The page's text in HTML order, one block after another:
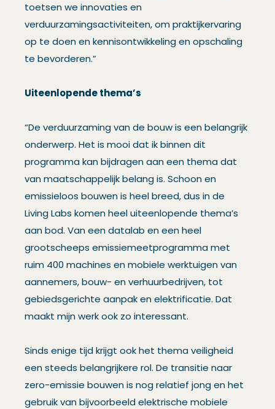
toetsen we innovaties en
verduurzamingsactiviteiten, om praktijkervaring
op te doen en kennisontwikkeling en opschaling
te bevorderen.”
Uiteenlopende thema’s
“De verduurzaming van de bouw is een belangrijk
onderwerp. Het is mooi dat ik binnen dit
programma kan bijdragen aan een thema dat
van maatschappelijk belang is. Schoon en
emissieloos bouwen is heel breed, dus in de
Living Labs komen heel uiteenlopende thema’s
aan bod. Van een datalab en een heel
grootscheeps emissiemeetprogramma met
ruim 400 machines en mobiele werktuigen van
aannemers, bouw- en verhuurbedrijven, tot
gebiedsgerichte aanpak en elektrificatie. Dat
maakt mijn werk ook zo interessant.
Sinds enige tijd krijgt ook het thema veiligheid
een steeds belangrijkere rol. De transitie naar
zero-emissie bouwen is nog relatief jong en het
gebruik van bijvoorbeeld elektrische mobiele